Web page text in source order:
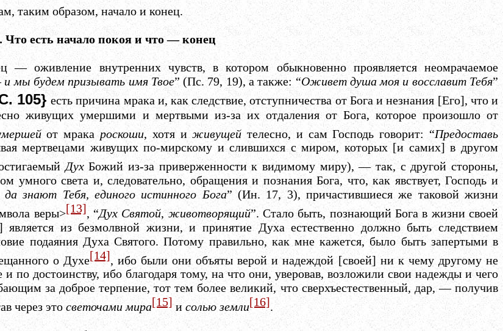
таким образом, начало и конец.
Что есть начало покоя и что — конец
— оживление внутренних чувств, в котором обыкновенно проявляется неомрачаемое
и мы будем призывать имя Твое” (Пс. 79, 19), а также: “Оживет душа моя и восславит Тебя”
105}есть причина мрака и, как следствие, отступничества от Бога и незнания [Его], что и
живущих умершими и мертвыми из-за их отдаления от Бога, которое произошло от
от мракароскоши, хотя и живущей телесно, и сам Господь говорит: “Предоставь
мертвецами живущих по-мирскому и слившихся с миром, которых [и самих] в другом
ДухБожий из-за приверженности к видимому миру), — так, с другой стороны,
умного света и, следовательно, обращения и познания Бога, что, как явствует, Господь и
знают Тебя, единого истинного Бога” (Ин. 17, 3), причастившиеся же таковой жизни
веры>[13], “Дух Святой,животворящий”. Стало быть, познающий Бога в жизни своей
из безмолвной жизни, и принятие Духа естественно должно быть следствием
подаяния Духа Святого. Потому правильно, как мне кажется, было быть запертыми в
о Духе[14] , ибо были они объяты верой и надеждой [своей] ни к чему другому не
достоинству, ибо благодаря тому, на что они, уверовав, возложили свои надежды и чего
за доброе терпение, тот тем более великий, что сверхъестественный, дар, — получив
через это светочами мира[15] и солью земли[16].